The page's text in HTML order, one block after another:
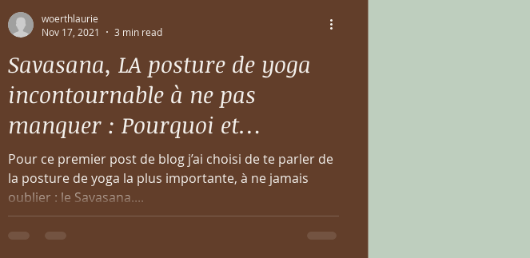
Savasana, LA posture de yoga
incontournable à ne pas
manquer : Pourquoi et
comment la réaliser ?
Pour ce premier post de blog j’ai choisi de te parler de
la posture de yoga la plus importante, à ne jamais
oublier : le Savasana....
woerthlaurie
Nov 17, 2021
3 min read